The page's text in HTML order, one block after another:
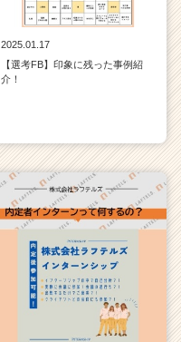
2025.01.17
【選考FB】印象に残った事例紹
介！